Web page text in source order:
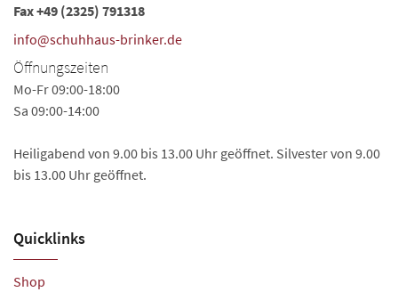
Fax +49 (2325) 791318
info@schuhhaus-brinker.de
Öffnungszeiten
Mo-Fr 09:00-18:00
Sa 09:00-14:00
Heiligabend von 9.00 bis 13.00 Uhr geöffnet. Silvester von 9.00
bis 13.00 Uhr geöffnet.
Quicklinks
Shop